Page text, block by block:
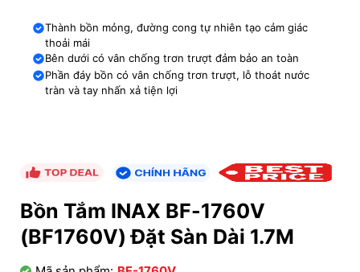
Thành bồn mỏng, đường cong tự nhiên tạo cảm giác
thoải mái
Bên dưới có vân chống trơn trượt đảm bảo an toàn
Phần đáy bồn có vân chống trơn trượt, lỗ thoát nước
tràn và tay nhấn xả tiện lợi
Bồn Tắm INAX BF-1760V
(BF1760V) Đặt Sàn Dài 1.7M